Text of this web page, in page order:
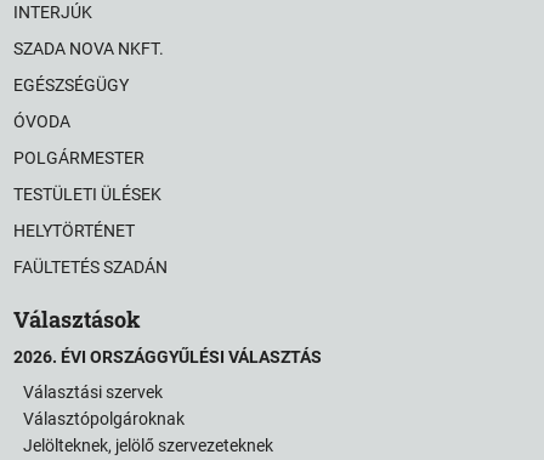
INTERJÚK
SZADA NOVA NKFT.
EGÉSZSÉGÜGY
ÓVODA
POLGÁRMESTER
TESTÜLETI ÜLÉSEK
HELYTÖRTÉNET
FAÜLTETÉS SZADÁN
Választások
2026. ÉVI ORSZÁGGYŰLÉSI VÁLASZTÁS
Választási szervek
Választópolgároknak
Jelölteknek, jelölő szervezeteknek